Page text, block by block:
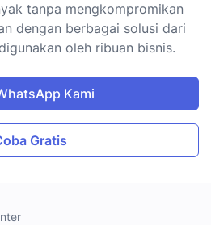
tanpa mengkompromikan
dengan berbagai solusi dari
oleh ribuan bisnis.
Kami
Gratis